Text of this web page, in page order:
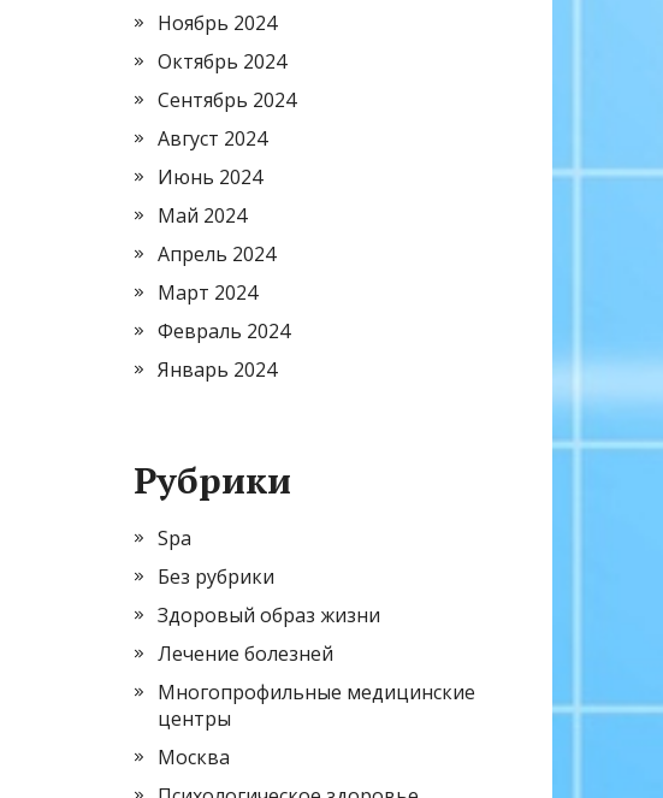
Ноябрь 2024
Октябрь 2024
Сентябрь 2024
Август 2024
Июнь 2024
Май 2024
Апрель 2024
Март 2024
Февраль 2024
Январь 2024
Рубрики
Spa
Без рубрики
Здоровый образ жизни
Лечение болезней
Многопрофильные медицинские
центры
Москва